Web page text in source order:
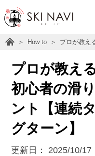
How to プロが教え
プロが教え
初心者の滑
ント【連続
グターン】
更新日： 2025/10/17